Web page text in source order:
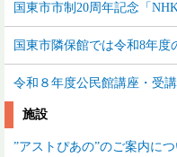
国東市市制20周年記念「
国東市隣保館では令和8年
令和８年度公民館講座・受
施設
”アストぴあの”のご案内につ